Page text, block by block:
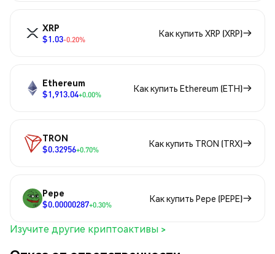
XRP
$1.03-0.20%
Как купить XRP (XRP)
Ethereum
$1,913.04+0.00%
Как купить Ethereum (ETH)
TRON
$0.32956+0.70%
Как купить TRON (TRX)
Pepe
$0.00000287+0.30%
Как купить Pepe (PEPE)
Изучите другие криптоактивы >